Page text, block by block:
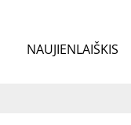
NAUJIENLAIŠKIS